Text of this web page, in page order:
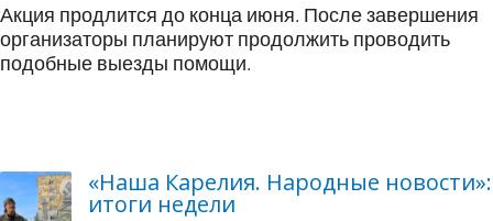
Акция продлится до конца июня. После завершения
организаторы планируют продолжить проводить
подобные выезды помощи.
«Наша Карелия. Народные новости»:
итоги недели